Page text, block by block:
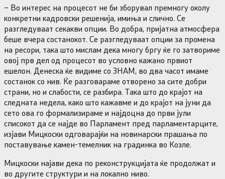
– Во интерес на процесот не би зборувал премногу околу
конкретни кадровски решенија, имиња и слично. Се
разгледуваат секакви опции. Во добра, пријатна атмосфера
беше вчера состанокот. Се разгледуваат опции за промена
на ресори, така што мислам дека многу бргу ќе го затвориме
овој прв дел од процесот во условно кажано првиот
ешелон. Денеска ќе видиме со ЗНАМ, во два часот имаме
состанок со нив. Ќе разговараме отворено за сите добри
страни, но и слабости, се разбира. Така што до крајот на
следната недела, како што кажавме и до крајот на јуни да
сето ова го формализираме и најдоцна до први јули
списокот да се најде во Парламент пред парламентарците,
изјави Мицкоски одговарајќи на новинарски прашања по
поставување камен-темелник на градинка во Козле.
Мицкоски најави дека по реконструкцијата ќе продолжат и
во другите структури и на локално ниво.